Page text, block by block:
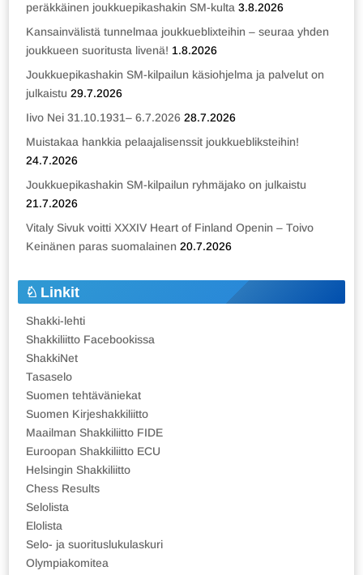
peräkkäinen joukkuepikashakin SM-kulta 3.8.2026
Kansainvälistä tunnelmaa joukkueblixteihin – seuraa yhden
joukkueen suoritusta livenä! 1.8.2026
Joukkuepikashakin SM-kilpailun käsiohjelma ja palvelut on
julkaistu 29.7.2026
Iivo Nei 31.10.1931– 6.7.2026 28.7.2026
Muistakaa hankkia pelaajalisenssit joukkuebliksteihin!
24.7.2026
Joukkuepikashakin SM-kilpailun ryhmäjako on julkaistu
21.7.2026
Vitaly Sivuk voitti XXXIV Heart of Finland Openin – Toivo
Keinänen paras suomalainen 20.7.2026
Linkit
Shakki-lehti
Shakkiliitto Facebookissa
ShakkiNet
Tasaselo
Suomen tehtäväniekat
Suomen Kirjeshakkiliitto
Maailman Shakkiliitto FIDE
Euroopan Shakkiliitto ECU
Helsingin Shakkiliitto
Chess Results
Selolista
Elolista
Selo- ja suorituslukulaskuri
Olympiakomitea